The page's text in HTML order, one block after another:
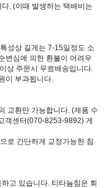
. (이때 발생하는 택배비는
성상 길게는 7-15일정도 소
변심에 의한 환불이 어려우
상 주문시 무료배송입니다.
이 부과됩니다.
교환만 가능합니다. (제품 수
객센터(070-8253-9892) 게
로 간단하게 교정가능한 침
고 있습니다. 티타늄침은 회